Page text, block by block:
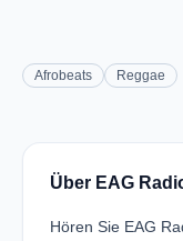
Afrobeats Reggae
Über EAG
Hören Sie EAG